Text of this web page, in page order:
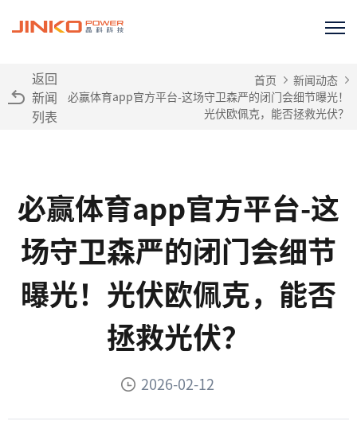
返回
新闻
列表
首页
新闻动态
必赢体育app官方平台-这场守卫森严的闭门会细节曝光！
光伏欧佩克，能否拯救光伏？
必赢体育app官方平台-这
场守卫森严的闭门会细节
曝光！光伏欧佩克，能否
拯救光伏？
2026-02-12